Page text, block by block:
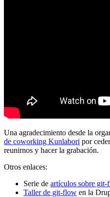
Una agradecimiento desde la
de coworking Kunlabori por
reunirnos y hacer la grabación.
Otros enlaces:
Serie de artículos sobre
Taller de git-flow en la